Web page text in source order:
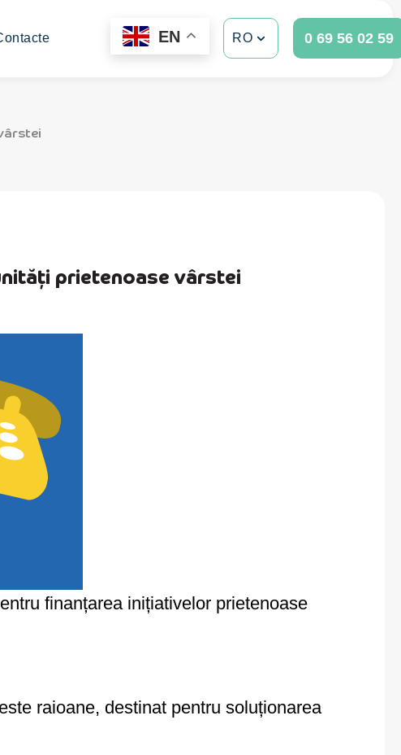
EN RO 0 69 56 02 59
prietenoase vârstei
finanțarea inițiativelor prietenoase
raioane, destinat pentru soluționarea